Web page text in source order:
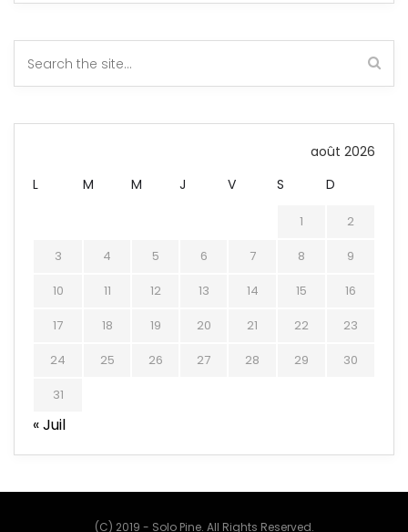
août 2026
L
M M J V S D
1
2
3
4 5 6 7 8
9
10
11 12 13 14 15
16
17
18 19 20 21 22
23
24
25 26 27 28 29
30
31
« Juil
(C) 2019 - Solo Pine. All Rights Reserved.